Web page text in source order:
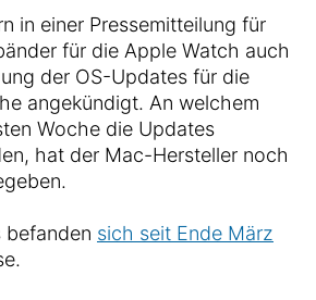
in einer Pressemitteilung für
für die Apple Watch auch
der OS-Updates für die
angekündigt. An welchem
Woche die Updates
hat der Mac-Hersteller noch
befanden sich seit Ende März